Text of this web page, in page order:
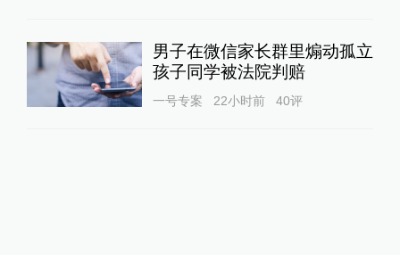
男子在微信家长群里煽动孤立
孩子同学被法院判赔
一号专案 22小时前 40评